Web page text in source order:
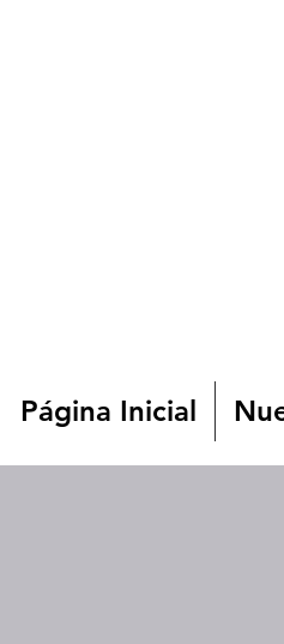
Página Inicial